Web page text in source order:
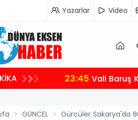
Yazarlar Video
23:45 Vali Baruş
GÜNCEL Gürcüler Sakarya'da